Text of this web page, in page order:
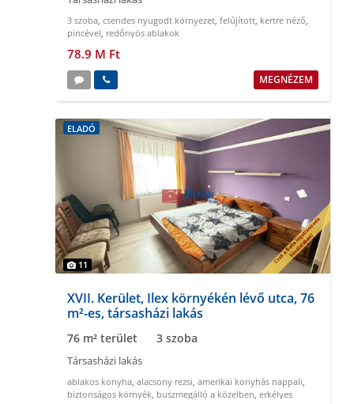
3 szoba, csendes nyugodt környezet, felújított, kertre néző,
pincével, redőnyös ablakok
78.9 M Ft
MEGNÉZEM
ELADÓ
11
XVII. Kerület, Ilex környékén lévő utca, 76
m²-es, társasházi lakás
76 m² terület 3 szoba
Társasházi lakás
ablakos konyha, alacsony rezsi, amerikai konyhás nappali,
biztonságos környék, buszmegálló a közelben, erkélyes